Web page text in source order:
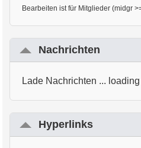
Bearbeiten ist für Mitglieder (midgr
Nachrichten
Lade Nachrichten ...
Hyperlinks